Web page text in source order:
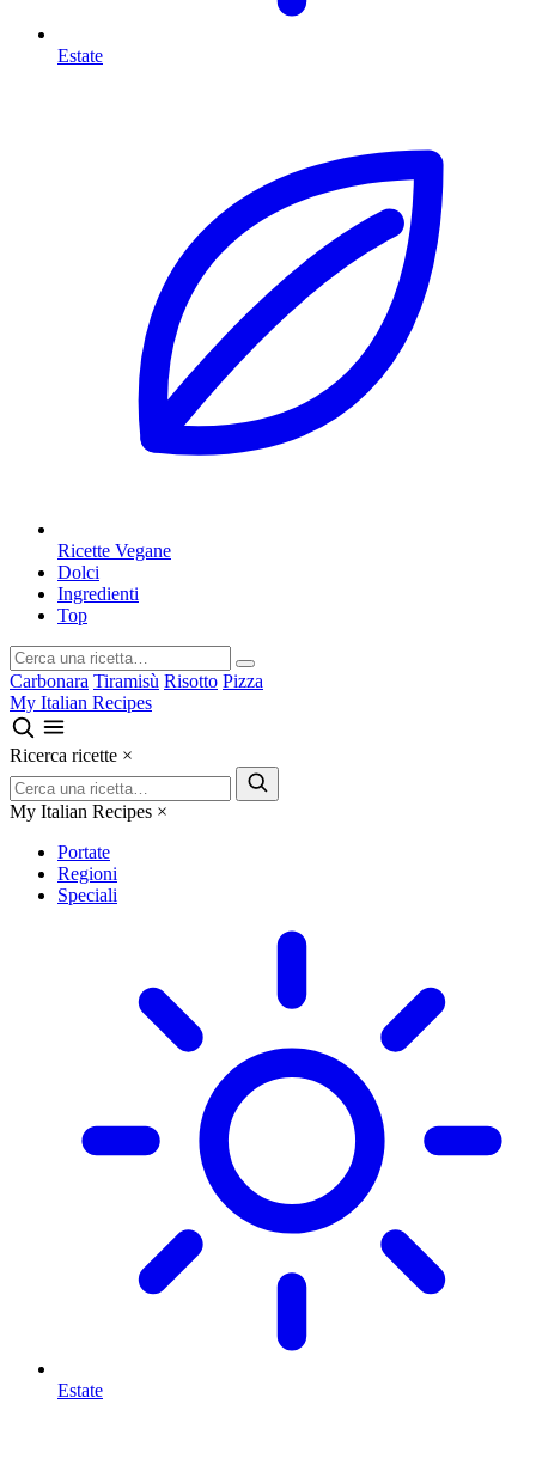
Estate
Ricette Vegane
Dolci
Ingredienti
Top
Carbonara Tiramisù Risotto Pizza
My Italian Recipes
Ricerca ricette ×
My Italian Recipes ×
Portate
Regioni
Speciali
Estate